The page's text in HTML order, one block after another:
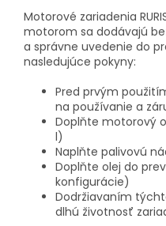
Motorové zariadenia
motorom sa dodávajú
a správne uvedenie do
nasledujúce pokyny:
Pred prvým
na používanie a
Doplňte motorový
l)
Naplňte palivovú
Doplňte olej do
konfigurácie)
Dodržiavaním
dlhú životnosť